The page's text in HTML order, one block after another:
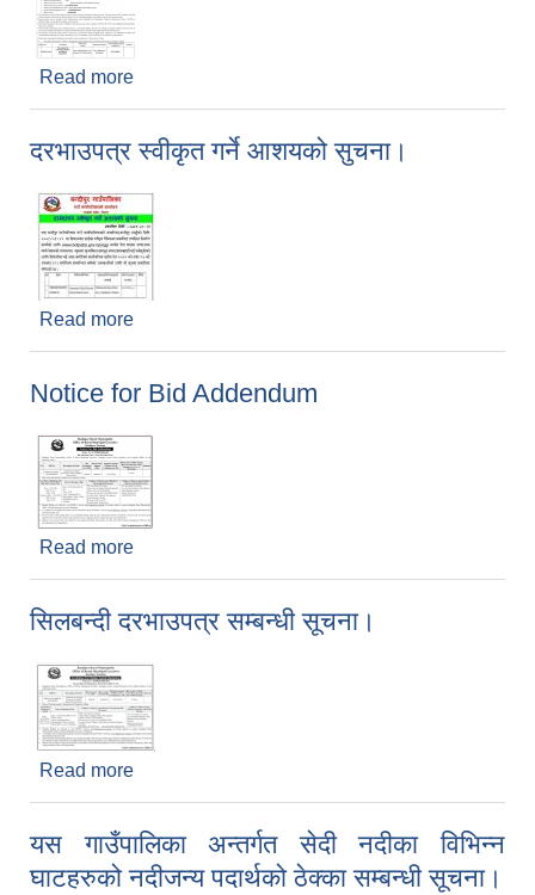
Read more
दरभाउपत्र स्वीकृत गर्ने आशयको सुचना।
Read more
Notice for Bid Addendum
Read more
सिलबन्दी दरभाउपत्र सम्बन्धी सूचना।
Read more
यस गाउँपालिका अन्तर्गत सेदी नदीका विभिन्न
घाटहरुको नदीजन्य पदार्थको ठेक्का सम्बन्धी सूचना।